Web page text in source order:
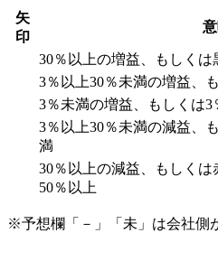
矢
印
30％以上の増益、もしくは
3％以上30％未満の増益、
3％未満の増益、もしくは3
3％以上30％未満の減益、
満
30％以上の減益、もしく
50％以上
※予想欄「－」「未」は会社側